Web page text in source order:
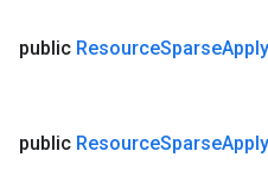
public ResourceSparseApply
public ResourceSparseApply